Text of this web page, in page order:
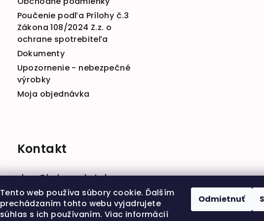
Tento web používa súbory cookie. Ďalším
prechádzaním tohto webu vyjadrujete
súhlas s ich používaním. Viac informácií
Odmietnuť
Poučenie podľa Prílohy č.3
Zákona 108/2024 Z.z. o
ochrane spotrebiteľa
Dokumenty
Upozornenie - nebezpečné
výrobky
Moja objednávka
Kontakt
shop@babymarket.sk
+421 914 334 455